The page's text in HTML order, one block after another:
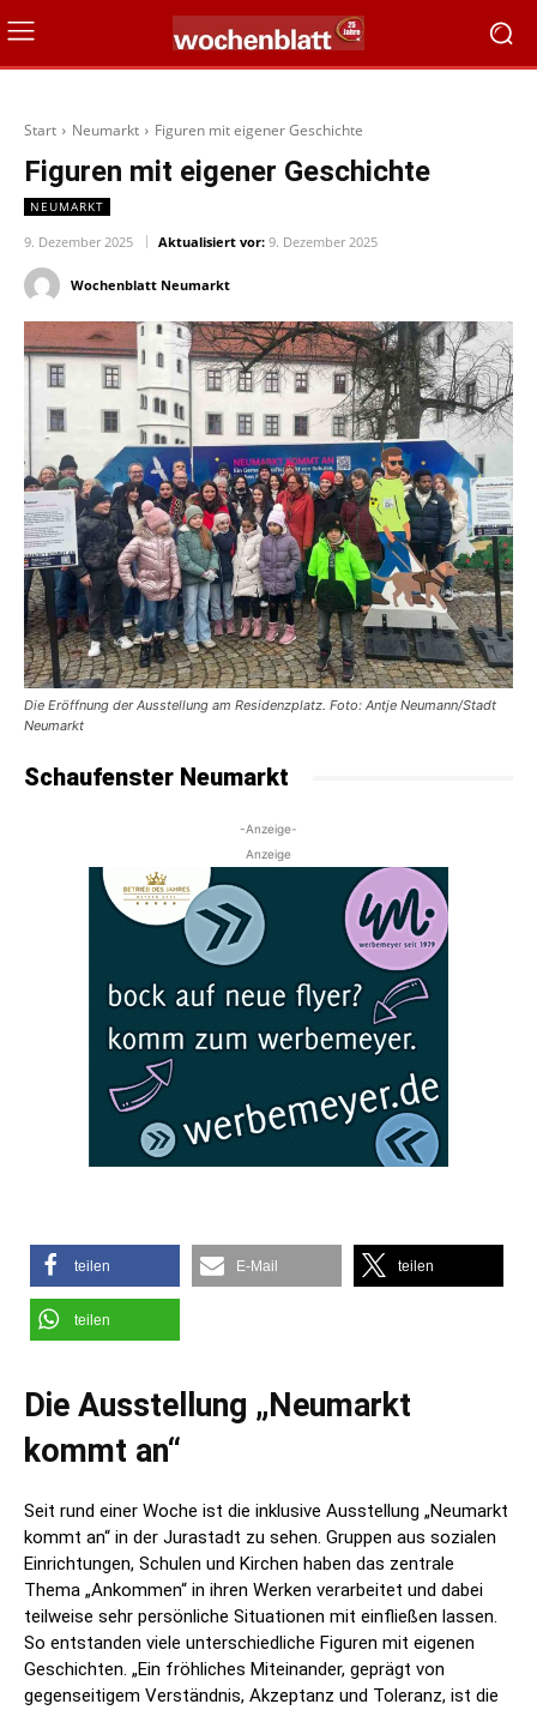
Start Neumarkt Figuren mit eigener Geschichte
Figuren mit eigener Geschichte
NEUMARKT
9. Dezember 2025 Aktualisiert vor: 9. Dezember 2025
Wochenblatt Neumarkt
Die Eröffnung der Ausstellung am Residenzplatz. Foto: Antje Neumann/Stadt
Neumarkt
Schaufenster Neumarkt
-Anzeige-
Anzeige
teilen E-Mail teilen
teilen
Die Ausstellung „Neumarkt
kommt an“
Seit rund einer Woche ist die inklusive Ausstellung „Neumarkt
kommt an“ in der Jurastadt zu sehen. Gruppen aus sozialen
Einrichtungen, Schulen und Kirchen haben das zentrale
Thema „Ankommen“ in ihren Werken verarbeitet und dabei
teilweise sehr persönliche Situationen mit einfließen lassen.
So entstanden viele unterschiedliche Figuren mit eigenen
Geschichten. „Ein fröhliches Miteinander, geprägt von
gegenseitigem Verständnis, Akzeptanz und Toleranz, ist die